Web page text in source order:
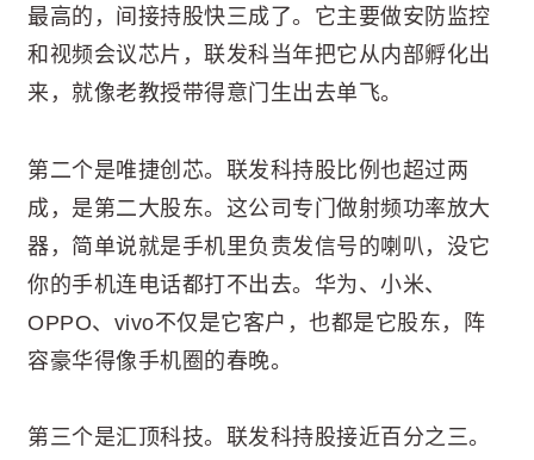
最高的，间接持股快三成了。它主要做安防监控
和视频会议芯片，联发科当年把它从内部孵化出
来，就像老教授带得意门生出去单飞。
第二个是唯捷创芯。联发科持股比例也超过两
成，是第二大股东。这公司专门做射频功率放大
器，简单说就是手机里负责发信号的喇叭，没它
你的手机连电话都打不出去。华为、小米、
OPPO、vivo不仅是它客户，也都是它股东，阵
容豪华得像手机圈的春晚。
第三个是汇顶科技。联发科持股接近百分之三。